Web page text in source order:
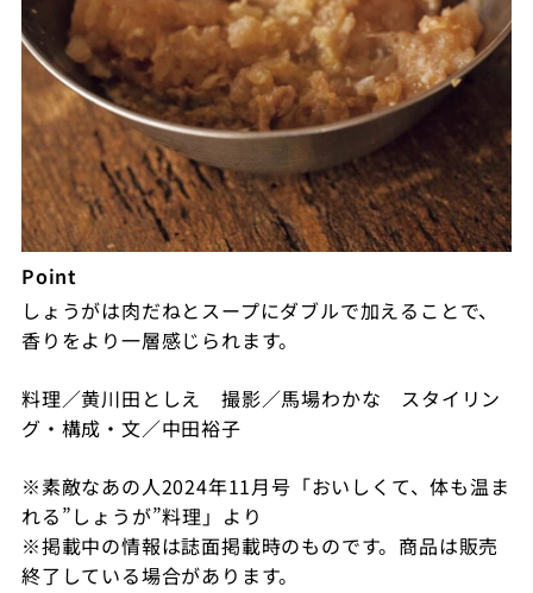
Point
しょうがは肉だねとスープにダブルで加えることで、
香りをより一層感じられます。
料理／黄川田としえ 撮影／馬場わかな スタイリン
グ・構成・文／中田裕子
※素敵なあの人2024年11月号「おいしくて、体も温ま
れる”しょうが”料理 」より
※掲載中の情報は誌面掲載時のものです。商品は販売
終了している場合があります。